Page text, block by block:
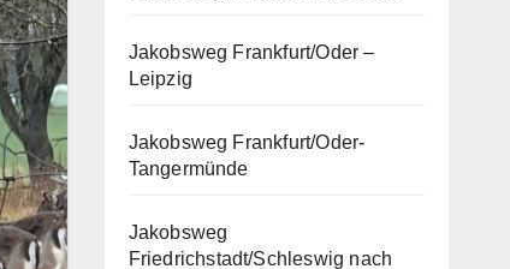
Jakobsweg Frankfurt/Oder –
Leipzig
Jakobsweg Frankfurt/Oder-
Tangermünde
Jakobsweg
Friedrichstadt/Schleswig nach